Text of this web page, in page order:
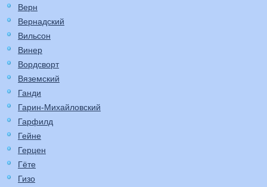
Верн
Вернадский
Вильсон
Винер
Вордсворт
Вяземский
Ганди
Гарин-Михайловский
Гарфилд
Гейне
Герцен
Гёте
Гизо